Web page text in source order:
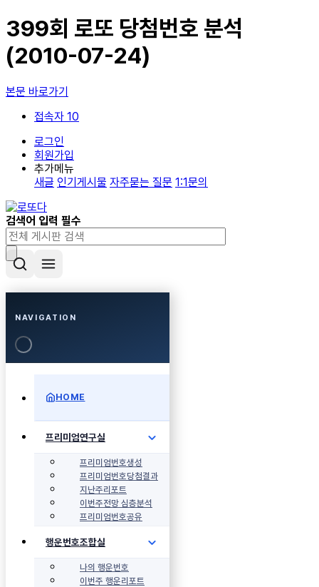
399회 로또 당첨번호 분석
(2010-07-24)
본문 바로가기
접속자 10
로그인
회원가입
추가메뉴
새글 인기게시물 자주묻는 질문 1:1문의
검색어 입력 필수
NAVIGATION
HOME
프리미엄연구실
프리미엄번호생성
프리미엄번호당첨결과
지난주리포트
이번주전망 심층분석
프리미엄번호공유
행운번호조합실
나의 행운번호
이번주 행운리포트